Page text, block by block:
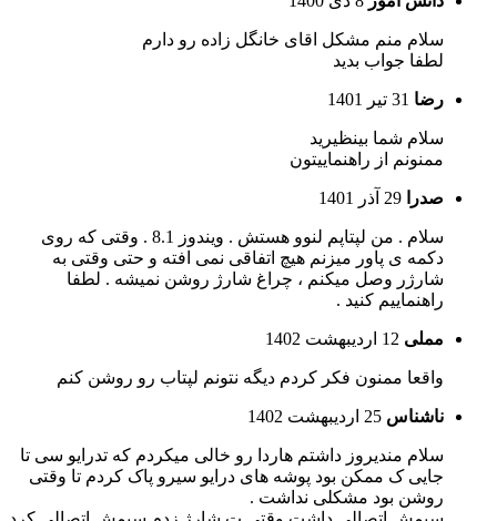
سلام منم مشکل اقای خانگل زاده رو دارم
لطفا جواب بدید
رضا 31 تیر 1401
سلام شما بینظیرید
ممنونم از راهنماییتون
صدرا 29 آذر 1401
سلام . من لپتاپم لنوو هستش . ویندوز 8.1 . وقتی که روی
دکمه ی پاور میزنم هیچ اتفاقی نمی افته و حتی وقتی به
شارژر وصل میکنم ، چراغ شارژ روشن نمیشه . لطفا
راهنماییم کنید .
مملی 12 اردیبهشت 1402
واقعا ممنون فکر کردم دیگه نتونم لپتاب رو روشن کنم
ناشناس 25 اردیبهشت 1402
سلام مندیروز داشتم هاردا رو خالی میکردم که تدرایو سی تا
جایی ک ممکن بود پوشه های درایو سیرو پاک کردم تا وقتی
روشن بود مشکلی نداشت .